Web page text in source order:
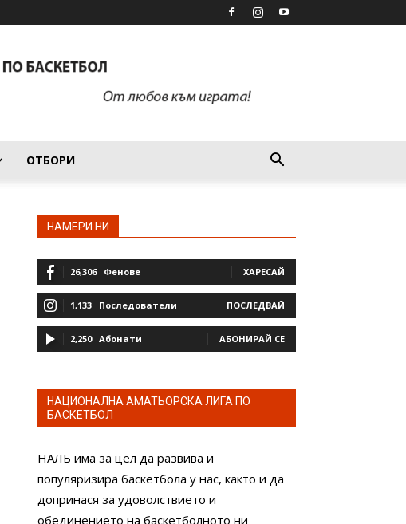
ОТБОРИ
НАМЕРИ НИ
26,306 Фенове ХАРЕСАЙ
1,133 Последователи ПОСЛЕДВАЙ
2,250 Абонати АБОНИРАЙ СЕ
НАЦИОНАЛНА АМАТЬОРСКА ЛИГА ПО
БАСКЕТБОЛ
НАЛБ има за цел да развива и
популяризира баскетбола у нас, както и да
допринася за удоволствието и
обединението на баскетболното ни